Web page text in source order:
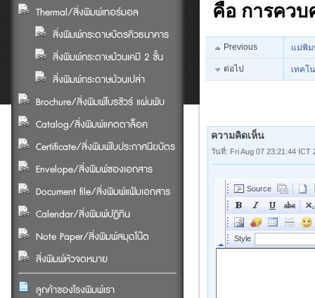
Thermal/สิ่งพิมพ์เทอร์มอล
สิ่งพิมพ์กระดาษบัตรคิวธนาคาร
สิ่งพิมพ์กระดาษม้วนเคมี 2 ชั้น
สิ่งพิมพ์กระดาษม้วนเปล่า
Brochure/สิ่งพิมพ์โบรชัวร์ แผ่นพับ
Catalog/สิ่งพิมพ์แคตตาล็อค
Certificate/สิ่งพิมพ์ใบประกาศนียบัตร
Envelope/สิ่งพิมพ์ซองเอกสาร
Document file/สิ่งพิมพ์แฟ้มเอกสาร
Calendar/สิ่งพิมพ์ปฏิทิน
Note Paper/สิ่งพิมพ์สมุดโน๊ต
สิ่งพิมพ์หัวจดหมาย
ลูกค้าของโรงพิมพ์เรา
คือ การคว
Previous แม่พิม
ต่อไป เทคโ
ความคิดเห็น
วันที่: Fri Aug 07 23:21:44 ICT